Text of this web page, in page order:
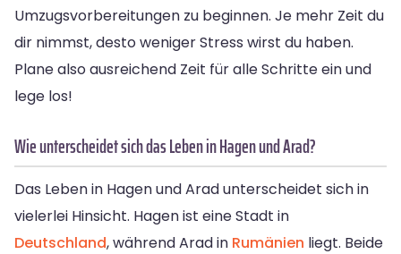
Umzugsvorbereitungen zu beginnen. Je mehr Zeit du
dir nimmst, desto weniger Stress wirst du haben.
Plane also ausreichend Zeit für alle Schritte ein und
lege los!
Wie unterscheidet sich das Leben in Hagen und Arad?
Das Leben in Hagen und Arad unterscheidet sich in
vielerlei Hinsicht. Hagen ist eine Stadt in
Deutschland, während Arad in Rumänien liegt. Beide